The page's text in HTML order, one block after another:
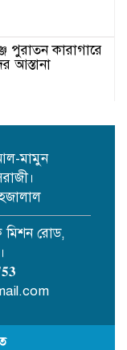
পুরাতন কারাগারে
আস্তানা
ভোগান্তি ও ঝুঁকিতে
এম মিজান
যুবক কামাল
মামুন
রোড,